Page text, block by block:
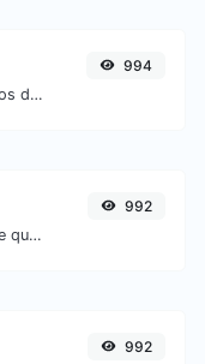
Converta facilmente arquivos de imagem WEBP para BMP.
994
Remova todos os emojis de qualquer texto com facilidade.
992
992